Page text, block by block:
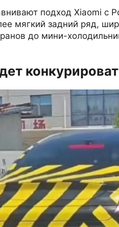
подход Xiaomi с
мягкий задний ряд,
до мини-